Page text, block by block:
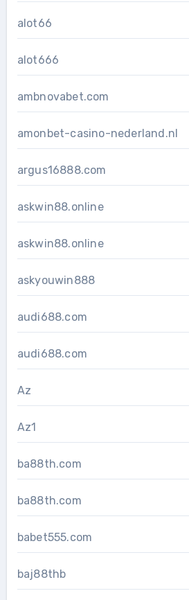
alot66
alot666
ambnovabet.com
amonbet-casino-nederland.nl
argus16888.com
askwin88.online
askwin88.online
askyouwin888
audi688.com
audi688.com
Az
Az1
ba88th.com
ba88th.com
babet555.com
baj88thb